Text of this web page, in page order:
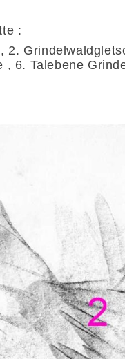
:
2.
, 6. Talebene